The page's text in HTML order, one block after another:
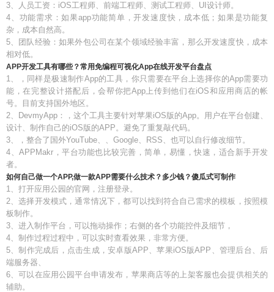
3、人员工资：iOS工程师、前端工程师、测试工程师、UI设计师。
4、功能需求：如果app功能简单，开发速度快，成本低；如果是功能复
杂，成本自然高。
5、团队经验：如果外包公司在某个领域经验丰富，那么开发速度快，成本
相对低。
APP开发工具有哪些？常用免编程可视化App在线开发平台盘点
1、，同样是极速制作App的工具，你只需要在平台上选择你的App需要功
能，在完整设计搭配后，会帮你把App上传到他们在iOS和应用商店的帐
号。目前支持国外地区。
2、DevmyApp：，这个工具主要针对苹果iOS版的App。用户在平台创建、
设计、制作自己的iOS版的APP。避免了重复敲代码。
3、，整合了国外YouTube、、Google、RSS、也可以自行修改细节。
4、APPMakr，平台功能也比较完善，简单，易懂，快速，适合新手开发
者。
如何自己做一个APP,做一款APP需要什么技术？多少钱？傻瓜式可制作
1、打开应用公园的官网，注册登录。
2、选择开发模式，通常情况下，都可以找到符合自己需求的模板，按照模
板制作。
3、进入制作平台，可以拖动操作；右侧的各个功能控件及细节，
4、制作过程过程中，可以实时查看效果，非常方便。
5、制作完成后，点击生成，安卓版APP、苹果iOS版APP、管理后台、后
端服务器、
6、可以在应用公园平台申请发布，苹果商店等的上架客服也会提供相关的
辅助。